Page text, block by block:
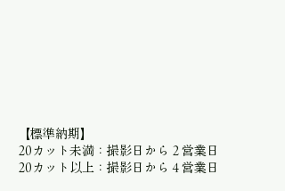
【標準納期】
20カット未満：撮影日から２営業日
20カット以上：撮影日から４営業日